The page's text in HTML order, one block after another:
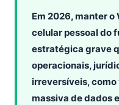
Em 2026, manter
celular pessoal do
estratégica grave
operacionais,
irreversíveis, como
massiva de dados